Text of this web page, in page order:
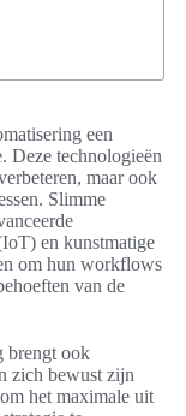
een
Deze technologieën
maar ook
Slimme
en kunstmatige
om hun workflows
van de
brengt ook
zich bewust zijn
het maximale uit